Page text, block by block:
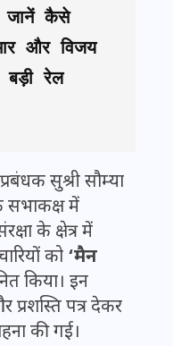
जानें कैसे
और विजय
बड़ी रेल
सुश्री सौम्या
सभाकक्ष में
के क्षेत्र में
को ‘मैन
किया। इन
प्रशस्ति पत्र देकर
की गई।